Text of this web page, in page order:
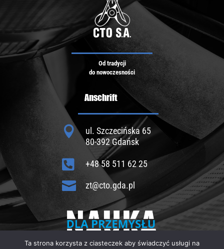
Od tradycji
do nowoczesności
Anschrift

ul. Szczecińska 65
80-392 Gdańsk
 +48 58 511 62 25
 zt@cto.gda.pl
Ta strona korzysta z ciasteczek aby świadczyć usługi na